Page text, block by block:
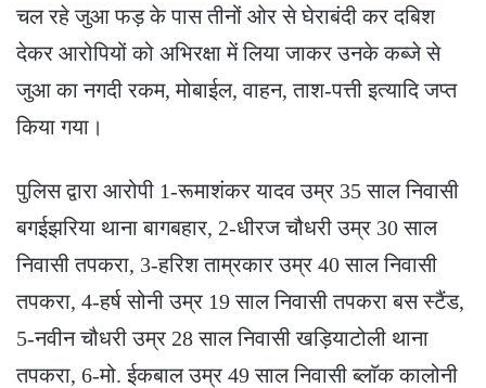
चल रहे जुआ फड़ के पास तीनों ओर से घेराबंदी कर दबिश
देकर आरोपियों को अभिरक्षा में लिया जाकर उनके कब्जे से
जुआ का नगदी रकम, मोबाईल, वाहन, ताश-पत्ती इत्यादि जप्त
किया गया।
पुलिस द्वारा आरोपी 1-रूमाशंकर यादव उम्र 35 साल निवासी
बगईझरिया थाना बागबहार, 2-धीरज चौधरी उम्र 30 साल
निवासी तपकरा, 3-हरिश ताम्रकार उम्र 40 साल निवासी
तपकरा, 4-हर्ष सोनी उम्र 19 साल निवासी तपकरा बस स्टैंड,
5-नवीन चौधरी उम्र 28 साल निवासी खड़ियाटोली थाना
तपकरा, 6-मो. ईकबाल उम्र 49 साल निवासी ब्लाॅक कालोनी